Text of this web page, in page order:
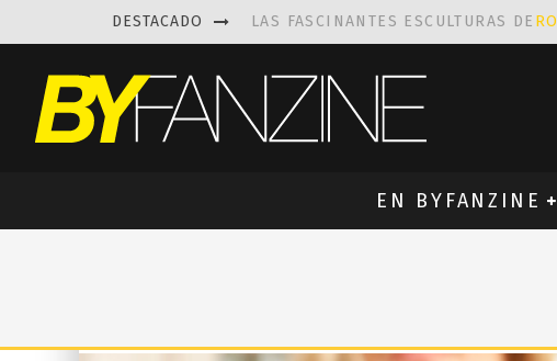
DESTACADO LAS FASCINANTES ESCULTURAS DE
PRISCILLA FOIS MISSK
EN BYFANZINE